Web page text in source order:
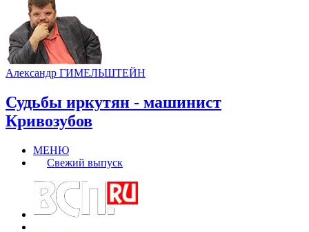
Александр ГИМЕЛЬШТЕЙН
Судьбы иркутян - машинист
Кривозубов
МЕНЮ
Свежий выпуск